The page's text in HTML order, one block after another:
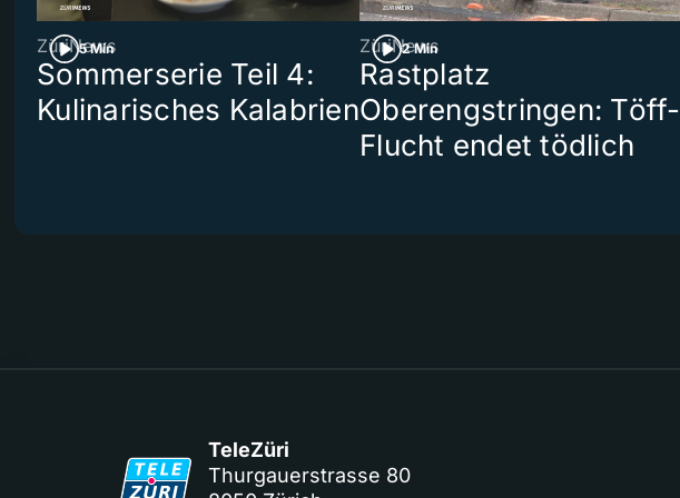
5 Min
ZüriNews
Sommerserie Teil 4:
Kulinarisches Kalabrien
2 Min
ZüriNews
Rastplatz
Oberengstringen: Töff-
Flucht endet tödlich
TeleZüri
Thurgauerstrasse 80